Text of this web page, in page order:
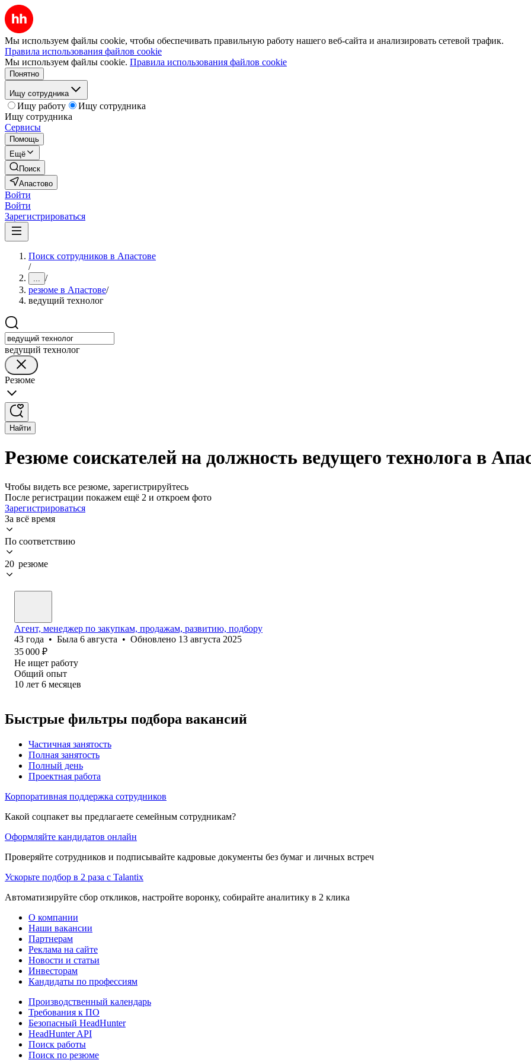
Мы используем файлы cookie, чтобы обеспечивать правильную работу нашего веб-сайта и анализировать сетевой трафик.
Правила использования файлов cookie
Мы используем файлы cookie. Правила использования файлов cookie
Понятно
Ищу сотрудника
Ищу работу
Ищу сотрудника
Ищу сотрудника
Сервисы
Помощь
Ещё
Поиск
Апастово
Войти
Войти
Зарегистрироваться
Поиск сотрудников в Апастове
/
... /
резюме в Апастове/
ведущий технолог
ведущий технолог
Резюме
Найти
Резюме соискателей на должность ведущего технолога в
Чтобы видеть все резюме, зарегистрируйтесь
После регистрации покажем ещё 2 и откроем фото
Зарегистрироваться
За всё время
По соответствию
20 резюме
Агент, менеджер по закупкам, продажам, развитию, подбору
43 года • Была 6 августа • Обновлено 13 августа 2025
35 000 ₽
Не ищет работу
Общий опыт
10 лет 6 месяцев
Быстрые фильтры подбора вакансий
Частичная занятость
Полная занятость
Полный день
Проектная работа
Корпоративная поддержка сотрудников
Какой соцпакет вы предлагаете семейным сотрудникам?
Оформляйте кандидатов онлайн
Проверяйте сотрудников и подписывайте кадровые документы без бумаг и личных встреч
Ускорьте подбор в 2 раза с Talantix
Автоматизируйте сбор откликов, настройте воронку, собирайте аналитику в 2 клика
О компании
Наши вакансии
Партнерам
Реклама на сайте
Новости и статьи
Инвесторам
Кандидаты по профессиям
Производственный календарь
Требования к ПО
Безопасный HeadHunter
HeadHunter API
Поиск работы
Поиск по резюме